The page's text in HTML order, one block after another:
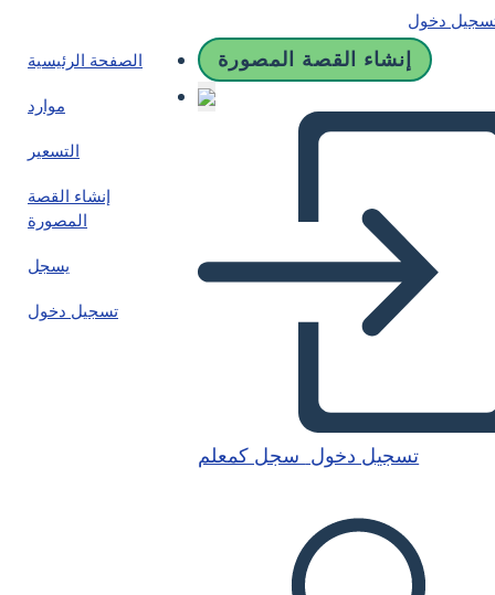
دخول
الصفحة الرئيسية
موارد
التسعير
إنشاء القصة
المصورة
يسجل
تسجيل دخول
إنشاء القصة المصورة
تسجيل دخول سجل كمعلم